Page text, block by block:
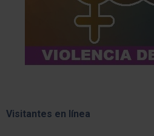
Visitantes en línea